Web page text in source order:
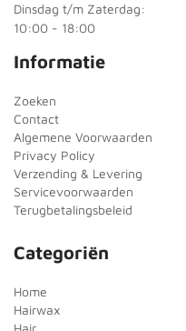
Dinsdag t/m Zaterdag:
10:00 - 18:00
Informatie
Zoeken
Contact
Algemene Voorwaarden
Privacy Policy
Verzending & Levering
Servicevoorwaarden
Terugbetalingsbeleid
Categoriën
Home
Hairwax